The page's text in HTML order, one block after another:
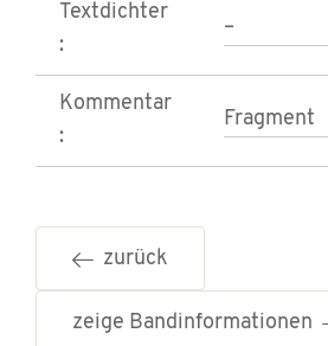
Textdichter
:
–
Kommentar
:
Fragment
zurück
zeige Bandinformationen